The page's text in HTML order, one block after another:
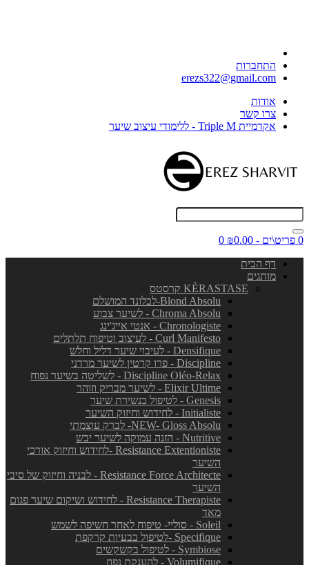
התחברות
erezs322@gmail.com
אודות
צרו קשר
אקדמיית Triple M - ללימודי עיצוב שיער
0 פריט\ים - ₪0.00
0
דף הבית
מותגים
KÈRASTASE קרסטס
Blond Absolu-לבלונד המושלם
Chroma Absolu - לשיער צבוע
Chronologiste - אנטי אייג'ינג
Curl Manifesto - לעיצוב וטיפוח תלתלים
Densifique - לעיבוי שיער דליל וחלש
Discipline - פרו קרטין לשיער מרדני
Discipline Oléo-Relax - לשליטה בשיער נפוח
Elixir Ultime - לשיער מבריק וזוהר
Genesis - לטיפול בנשירת שיער
Initialiste - לחידוש וחיזוק השיער
NEW- Gloss Absolu- לברק עוצמתי
Nutritive - הזנה עמוקה לשיער יבש
Resistance Extentioniste -לחידוש וחיזוק אורכי
השיער
Resistance Force Architecte - לבניה וחיזוק של סיבי
השיער
Resistance Therapiste - לחידוש ושיקום שיער פגום
מאד
Soleil - סוליי- טיפוח לאחר חשיפה לשמש
Specifique -לטיפול בבעיות קרקפת
Symbiose - לטיפול בקשקשים
Volumifique - להענקת נפח